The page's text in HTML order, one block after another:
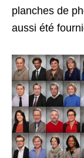
planches de
aussi été